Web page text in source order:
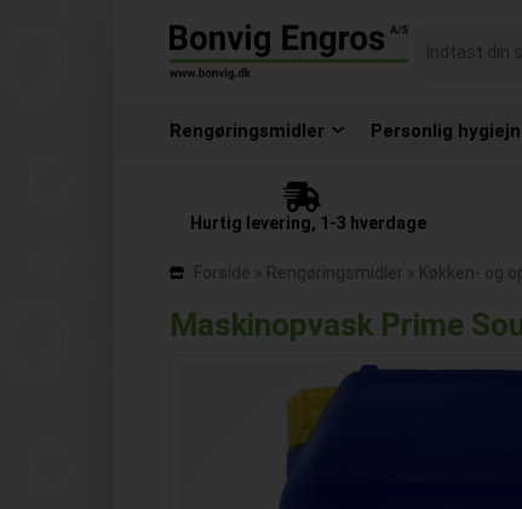
Rengøringsmidler Personlig
Hurtig levering, 1-3 hverdage
Forside » Rengøringsmidler » Køkken- og
Maskinopvask Prime